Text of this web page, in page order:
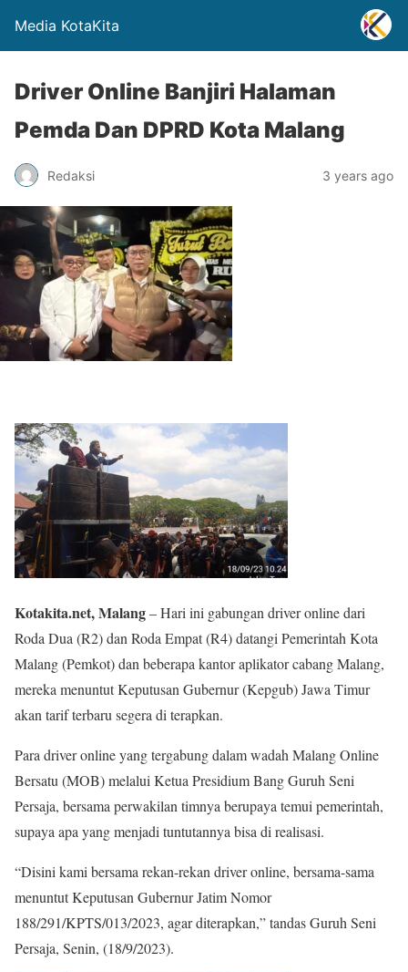
Media KotaKita
Driver Online Banjiri Halaman
Pemda Dan DPRD Kota Malang
Redaksi 3 years ago
Kotakita.net, Malang– Hari ini gabungan driver online dari
Roda Dua (R2) dan Roda Empat (R4) datangi Pemerintah Kota
Malang (Pemkot) dan beberapa kantor aplikator cabang Malang,
mereka menuntut Keputusan Gubernur (Kepgub) Jawa Timur
akan tarif terbaru segera di terapkan.
Para driver online yang tergabung dalam wadah Malang Online
Bersatu (MOB) melalui Ketua Presidium Bang Guruh Seni
Persaja, bersama perwakilan timnya berupaya temui pemerintah,
supaya apa yang menjadi tuntutannya bisa di realisasi.
“Disini kami bersama rekan-rekan driver online, bersama-sama
menuntut Keputusan Gubernur Jatim Nomor
188/291/KPTS/013/2023, agar diterapkan,” tandas Guruh Seni
Persaja, Senin, (18/9/2023).